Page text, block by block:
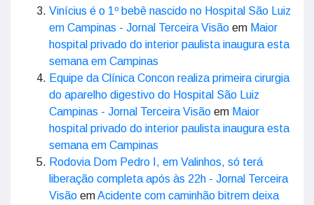
Vinícius é o 1º bebê nascido no Hospital São Luiz
em Campinas - Jornal Terceira Visão em Maior
hospital privado do interior paulista inaugura esta
semana em Campinas
Equipe da Clínica Concon realiza primeira cirurgia
do aparelho digestivo do Hospital São Luiz
Campinas - Jornal Terceira Visão em Maior
hospital privado do interior paulista inaugura esta
semana em Campinas
Rodovia Dom Pedro I, em Valinhos, só terá
liberação completa após às 22h - Jornal Terceira
Visão emAcidente com caminhão bitrem deixa